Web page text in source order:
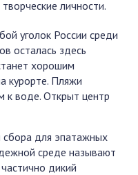
личности.
уголок России среди
осталась здесь
хорошим
курорте. Пляжи
к воде. Открыт центр
сбора для эпатажных
среде называют
дикий